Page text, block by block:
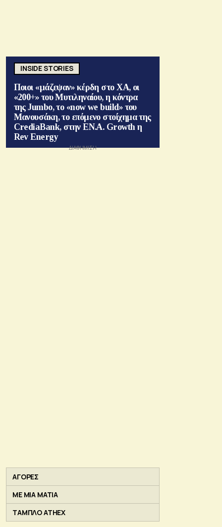
INSIDE STORIES
Ποιοι «μάζεψαν» κέρδη στο ΧΑ, οι
«200+» του Μυτιληναίου, η κόντρα
της Jumbo, το «now we build» του
Μανουσάκη, το επόμενο στοίχημα της
CrediaBank, στην ΕΝ.Α. Growth η
Rev Energy
ΑΓΟΡΕΣ
ΜΕ ΜΙΑ ΜΑΤΙΑ
ΤΑΜΠΛΟ ATHEX